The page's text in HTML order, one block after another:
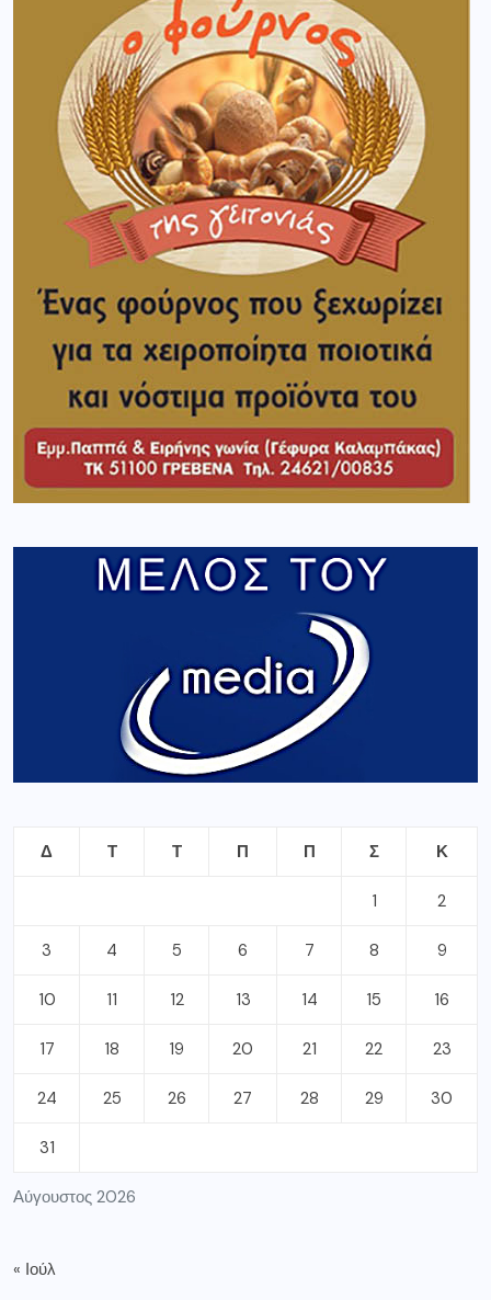
Αύγουστος 2026
Δ Τ Τ Π Π Σ Κ
1 2
3 4 5 6 7 8 9
10 11 12 13 14 15 16
17 18 19 20 21 22 23
24 25 26 27 28 29 30
31
« Ιούλ